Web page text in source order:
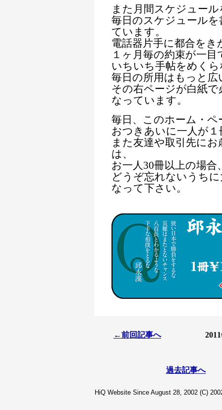
また月間スケジュー
毎日のスケジュール
ています。
電話器片手に都合をき
１ヶ月毎の約束が一
いちいち手帖をめく
毎日の所用はもっと
その右ページが白紙
なっています。
毎日、このホーム・
おつきあいに一人が１
また友達や取引先に
は、
お一人30冊以上の場
どうぞ忘れないうち
なって下さい。
←前回記事へ
過去記事へ
HiQ Website Since August 28, 2002 (C)